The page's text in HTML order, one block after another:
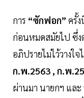
การ “ซักฟอก” ครั้
ก่อนหมดสมัยไป ซึ่ง
อภิปรายไม่ไว้วางใ
ก.พ.2563 , ก.พ
ผ่านมา นายกฯ แล